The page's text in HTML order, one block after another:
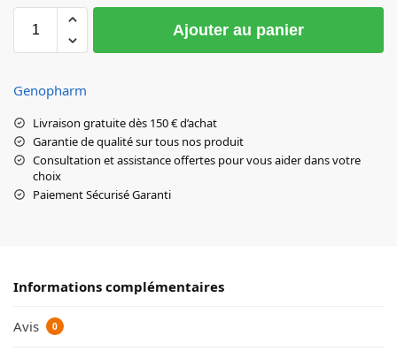
Ajouter au panier
Genopharm
Livraison gratuite dès 150 € d’achat
Garantie de qualité sur tous nos produit
Consultation et assistance offertes pour vous aider dans votre
choix
Paiement Sécurisé Garanti
Informations complémentaires
Avis 0